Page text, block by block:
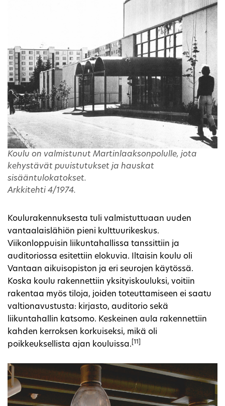
Koulu on valmistunut Martinlaaksonpolulle, jota
kehystävät puuistutukset ja hauskat
sisääntulokatokset.
Arkkitehti 4/1974.
Koulurakennuksesta tuli valmistuttuaan uuden
vantaalaislähiön pieni kulttuurikeskus.
Viikonloppuisin liikuntahallissa tanssittiin ja
auditoriossa esitettiin elokuvia. Iltaisin koulu oli
Vantaan aikuisopiston ja eri seurojen käytössä.
Koska koulu rakennettiin yksityiskouluksi, voitiin
rakentaa myös tiloja, joiden toteuttamiseen ei saatu
valtionavustusta: kirjasto, auditorio sekä
liikuntahallin katsomo. Keskeinen aula rakennettiin
kahden kerroksen korkuiseksi, mikä oli
poikkeuksellista ajan kouluissa. [11]